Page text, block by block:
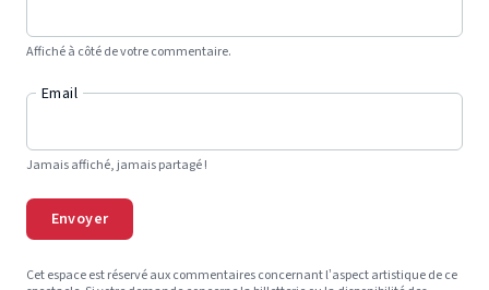
Affiché à côté de votre commentaire.
Email
Jamais affiché, jamais partagé !
Envoyer
Cet espace est réservé aux commentaires concernant l’aspect artistique de ce